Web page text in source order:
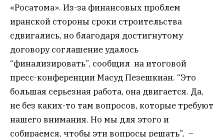
«Росатома». Из-за финансовых проблем
иранской стороны сроки строительства
сдвигались, но благодаря достигнутому
договору соглашение удалось
“финализировать”, сообщил на итоговой
пресс-конференции Масуд Пезешкиан. “Это
большая серьезная работа, она двигается. Да,
не без каких-то там вопросов, которые требуют
нашего внимания. Но мы для этого и
собираемся, чтобы эти вопросы решать”, –